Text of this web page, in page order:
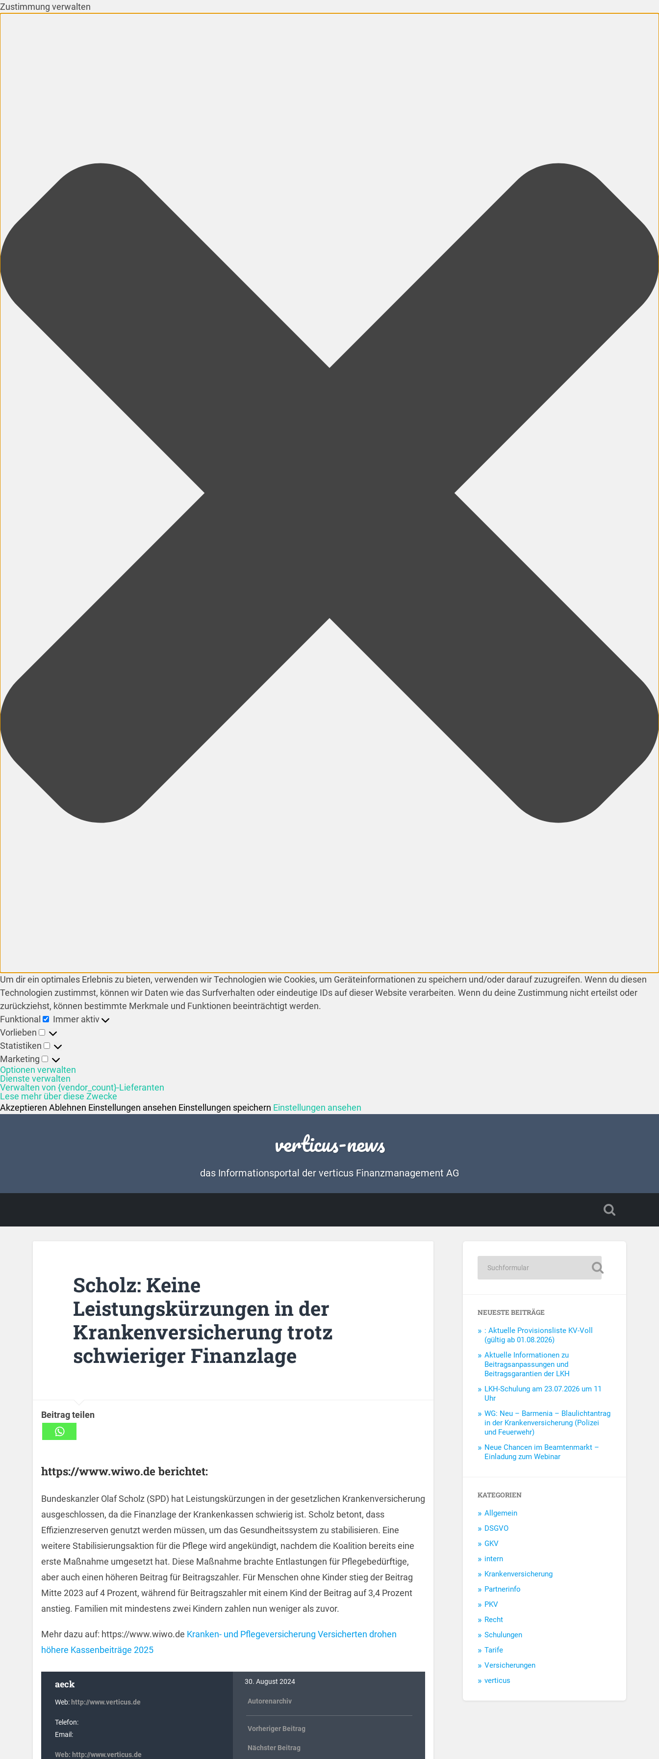
Zustimmung verwalten
Um dir ein optimales Erlebnis zu bieten, verwenden wir Technologien wie Cookies, um Geräteinformationen zu speichern und/oder darauf zuzugreifen. Wenn du diesen
Technologien zustimmst, können wir Daten wie das Surfverhalten oder eindeutige IDs auf dieser Website verarbeiten. Wenn du deine Zustimmung nicht erteilst oder
zurückziehst, können bestimmte Merkmale und Funktionen beeinträchtigt werden.
Funktional
Immer aktiv
Vorlieben
Statistiken
Marketing
Optionen verwalten
Dienste verwalten
Verwalten von {vendor_count}-Lieferanten
Lese mehr über diese Zwecke
Akzeptieren Ablehnen Einstellungen ansehen Einstellungen speichern Einstellungen ansehen
verticus-news
das Informationsportal der verticus Finanzmanagement AG
Scholz: Keine
Leistungskürzungen in der
Krankenversicherung trotz
schwieriger Finanzlage
Beitrag teilen
https://www.wiwo.de berichtet:
Bundeskanzler Olaf Scholz (SPD) hat Leistungskürzungen in der gesetzlichen Krankenversicherung
ausgeschlossen, da die Finanzlage der Krankenkassen schwierig ist. Scholz betont, dass
Effizienzreserven genutzt werden müssen, um das Gesundheitssystem zu stabilisieren. Eine
weitere Stabilisierungsaktion für die Pflege wird angekündigt, nachdem die Koalition bereits eine
erste Maßnahme umgesetzt hat. Diese Maßnahme brachte Entlastungen für Pflegebedürftige,
aber auch einen höheren Beitrag für Beitragszahler. Für Menschen ohne Kinder stieg der Beitrag
Mitte 2023 auf 4 Prozent, während für Beitragszahler mit einem Kind der Beitrag auf 3,4 Prozent
anstieg. Familien mit mindestens zwei Kindern zahlen nun weniger als zuvor.
Mehr dazu auf: https://www.wiwo.de Kranken- und Pflegeversicherung Versicherten drohen
höhere Kassenbeiträge 2025
aeck
Web:http://www.verticus.de
Telefon:
Email:
Web: http://www.verticus.de
30. August 2024
Autorenarchiv
Vorheriger Beitrag
Nächster Beitrag
NEUESTE BEITRÄGE
: Aktuelle Provisionsliste KV-Voll
(gültig ab 01.08.2026)
Aktuelle Informationen zu
Beitragsanpassungen und
Beitragsgarantien der LKH
LKH-Schulung am 23.07.2026 um 11
Uhr
WG: Neu – Barmenia – Blaulichtantrag
in der Krankenversicherung (Polizei
und Feuerwehr)
Neue Chancen im Beamtenmarkt –
Einladung zum Webinar
KATEGORIEN
Allgemein
DSGVO
GKV
intern
Krankenversicherung
Partnerinfo
PKV
Recht
Schulungen
Tarife
Versicherungen
verticus